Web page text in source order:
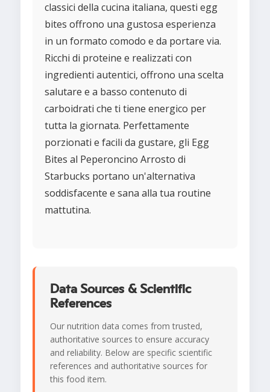
classici della cucina italiana, questi egg
bites offrono una gustosa esperienza
in un formato comodo e da portare via.
Ricchi di proteine e realizzati con
ingredienti autentici, offrono una scelta
salutare e a basso contenuto di
carboidrati che ti tiene energico per
tutta la giornata. Perfettamente
porzionati e facili da gustare, gli Egg
Bites al Peperoncino Arrosto di
Starbucks portano un'alternativa
soddisfacente e sana alla tua routine
mattutina.
Data Sources & Scientific
References
Our nutrition data comes from trusted,
authoritative sources to ensure accuracy
and reliability. Below are specific scientific
references and authoritative sources for
this food item.